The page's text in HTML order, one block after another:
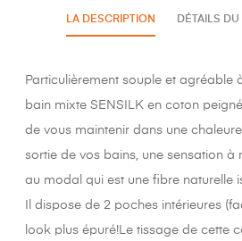
LA DESCRIPTION DÉTAILS DU
Particulièrement souple et agréable
bain mixte SENSILK en coton
de vous maintenir dans une
sortie de vos bains, une sensation
au modal qui est une fibre naturelle
Il dispose de 2 poches intérieures
look plus épuré!Le tissage de cette